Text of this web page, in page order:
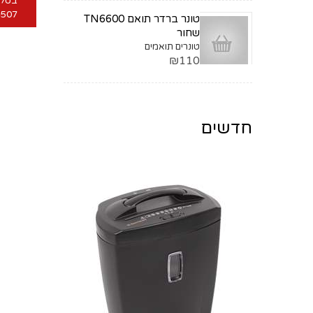
טונר ברדר תואם TN6600
שחור
טונרים תואמים
₪110
חדשים